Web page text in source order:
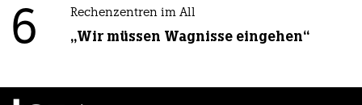
6 Rechenzentren im All
„Wir müssen Wagnisse eingehen“